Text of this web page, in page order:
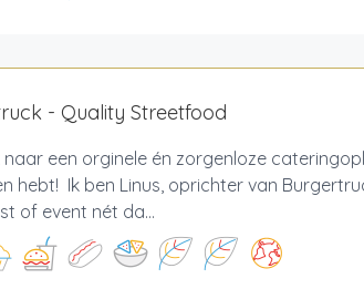
- Quality Streetfood
naar een orginele én zorgenloze
hebt! Ik ben Linus, oprichter van
of event nét da...